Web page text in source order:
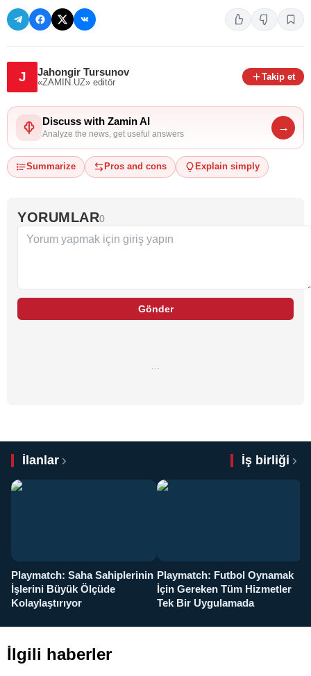
J Jahongir Tursunov
«ZAMIN.UZ» editör
Takip et
Discuss with Zamin AI
Analyze the news, get useful answers
→
Summarize Pros and cons Explain simply
YORUMLAR0
Gönder
İlanlar İş birliği
Playmatch: Saha Sahiplerinin
İşlerini Büyük Ölçüde
Kolaylaştırıyor
Playmatch: Futbol Oynamak
İçin Gereken Tüm Hizmetler
Tek Bir Uygulamada
İlgili haberler